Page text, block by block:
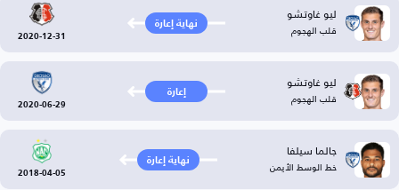
ليو غاوتشو
قلب الهجوم نهاية إعارة
2020-12-31
ليو غاوتشو
قلب الهجوم إعارة
2020-06-29
جالما سيلفا
خط الوسط الأيمن نهاية إعارة
2018-04-05